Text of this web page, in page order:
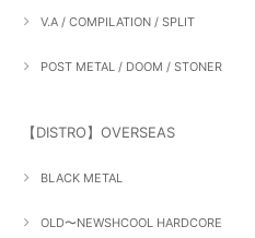
V.A / COMPILATION / SPLIT
POST METAL / DOOM / STONER
【DISTRO】OVERSEAS
BLACK METAL
OLD〜NEWSHCOOL HARDCORE